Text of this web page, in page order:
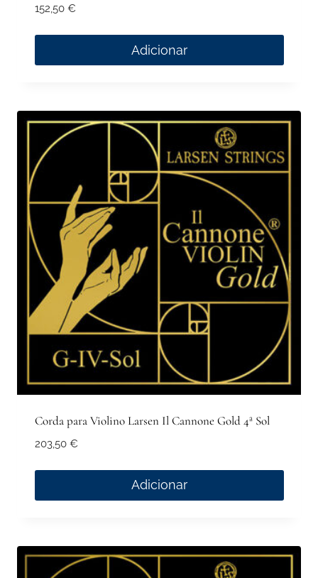
152,50 €
Adicionar
Corda para Violino Larsen Il Cannone Gold 4ª Sol
203,50 €
Adicionar